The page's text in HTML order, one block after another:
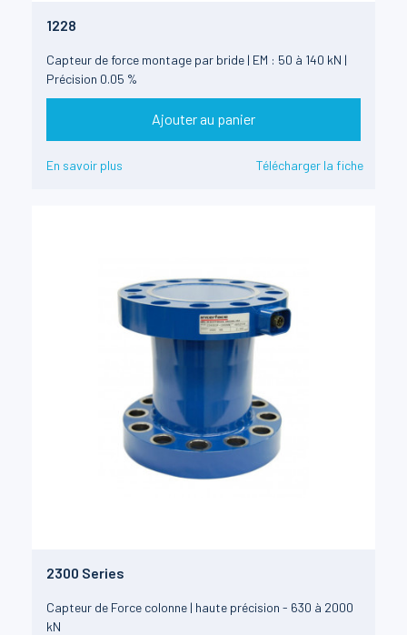
1228
Capteur de force montage par bride | EM : 50 à 140 kN |
Précision 0.05 %
Ajouter au panier
En savoir plus Télécharger la fiche
2300 Series
Capteur de Force colonne | haute précision - 630 à 2000
kN